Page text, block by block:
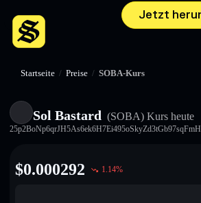
Jetzt
Startseite / Preise / SOBA-Kurs
Sol Bastard (SOBA) Kurs heute
25p2BoNp6qrJH5As6ek6H7Ei495oSkyZd3tGb97sqFmH
$0.000292 1.14%